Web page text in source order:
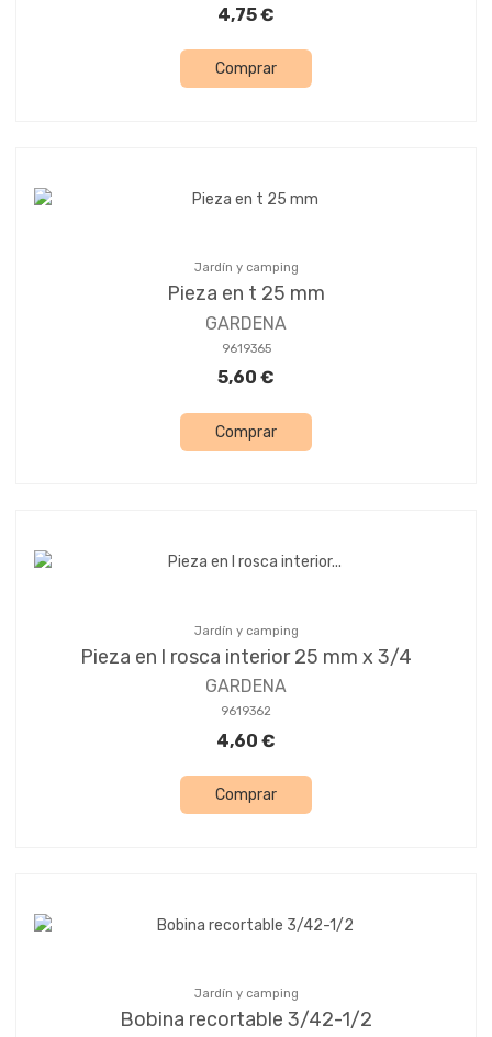
4,75 €
Comprar
Jardín y camping
Pieza en t 25 mm
GARDENA
9619365
5,60 €
Comprar
Jardín y camping
Pieza en l rosca interior 25 mm x 3/4
GARDENA
9619362
4,60 €
Comprar
Jardín y camping
Bobina recortable 3/42-1/2